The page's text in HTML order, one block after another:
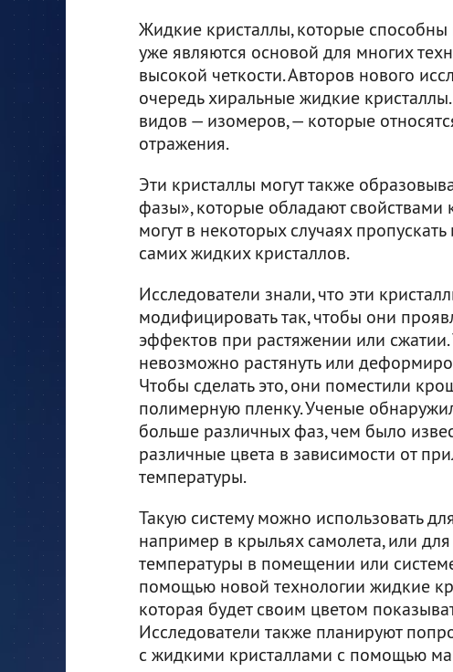
Жидкие кристаллы, которые
уже являются основой для многих
высокой четкости. Авторов нового
очередь хиральные жидкие
видов — изомеров, — которые
отражения.
Эти кристаллы могут также
фазы», которые обладают свойствами
могут в некоторых случаях
самих жидких кристаллов.
Исследователи знали, что эти
модифицировать так, чтобы они
эффектов при растяжении или сжатии.
невозможно растянуть или
Чтобы сделать это, они поместили
полимерную пленку. Ученые
больше различных фаз, чем было
различные цвета в зависимости от
температуры.
Такую систему можно использовать
например в крыльях самолета, или
температуры в помещении или
помощью новой технологии жидкие
которая будет своим цветом
Исследователи также планируют
с жидкими кристаллами с помощью